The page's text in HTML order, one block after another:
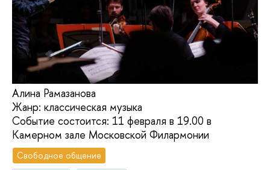
Алина Рамазанова
Жанр: классическая музыка
Событие состоится: 11 февраля в 19.00 в
Камерном зале Московской Филармонии
Свободное общение